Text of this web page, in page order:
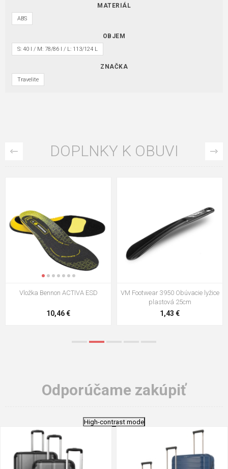
MATERIÁL
ABS
OBJEM
S: 40 l / M: 78/86 l / L: 113/124 L
ZNAČKA
Travelite
DOPLNKY K OBUVI
VM Footwear 3009 Vkladacia
5,21 €
VM Footwear 3102 Šnúrky ploché
0,79 €
Odporúčame zakúpiť
High-contrast mode